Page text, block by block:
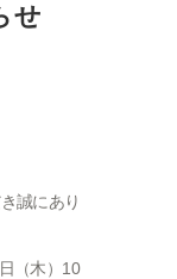
せ
誠にあり
（木）10